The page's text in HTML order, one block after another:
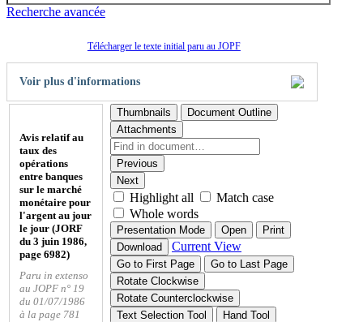
Recherche avancée
Télécharger le texte initial paru au JOPF
Voir plus d'informations
Avis relatif au
taux des
opérations
entre banques
sur le marché
monétaire pour
l'argent au jour
le jour (JORF
du 3 juin 1986,
page 6982)
Paru in extenso
au JOPF n° 19
du 01/07/1986
à la page 781
Thumbnails
Document Outline
Attachments
Previous
Next
Highlight all
Match case
Whole words
Presentation Mode Open
Print
Download
Current View
Go to First Page
Go to Last Page
Rotate Clockwise
Rotate Counterclockwise
Text Selection Tool
Hand Tool